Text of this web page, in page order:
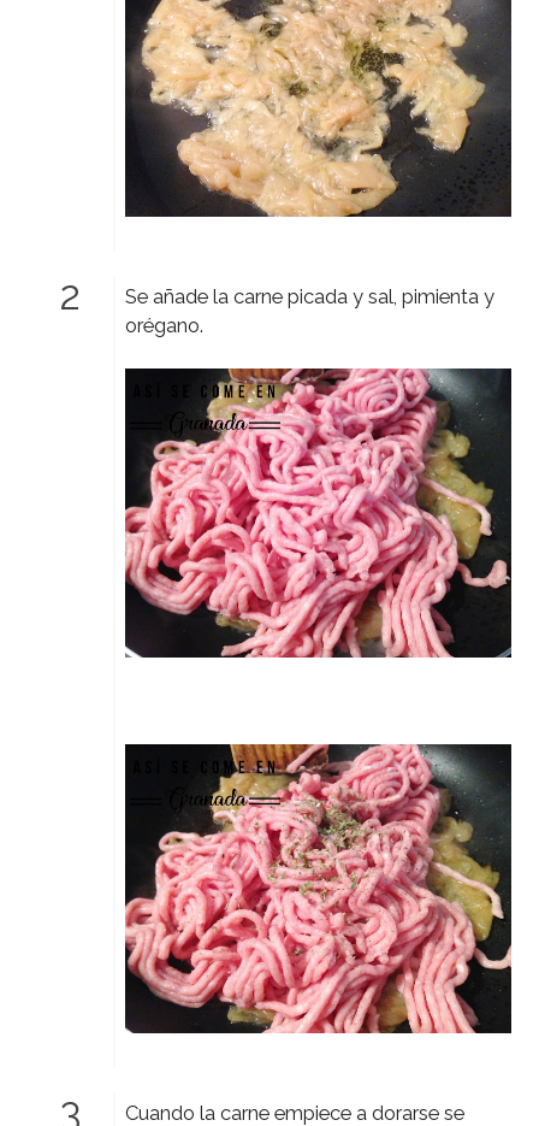
Se añade la carne picada y sal, pimienta y
orégano.
Cuando la carne empiece a dorarse se